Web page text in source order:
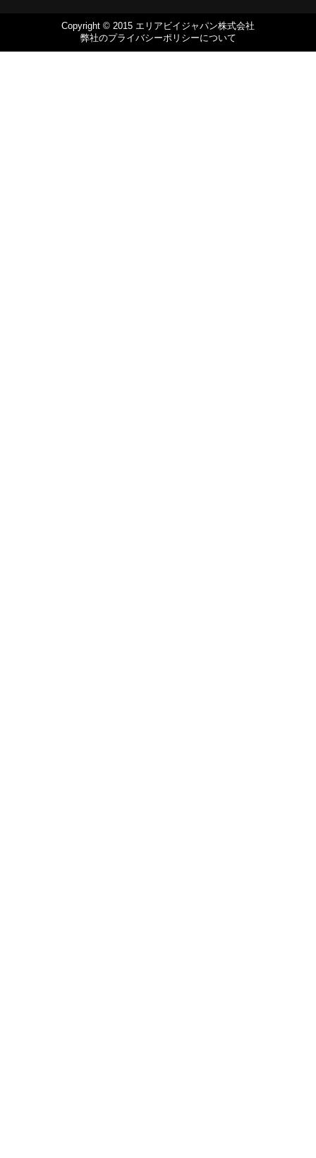
Copyright © 2015 エリアビイジャパン株式会社
弊社のプライバシーポリシーについて